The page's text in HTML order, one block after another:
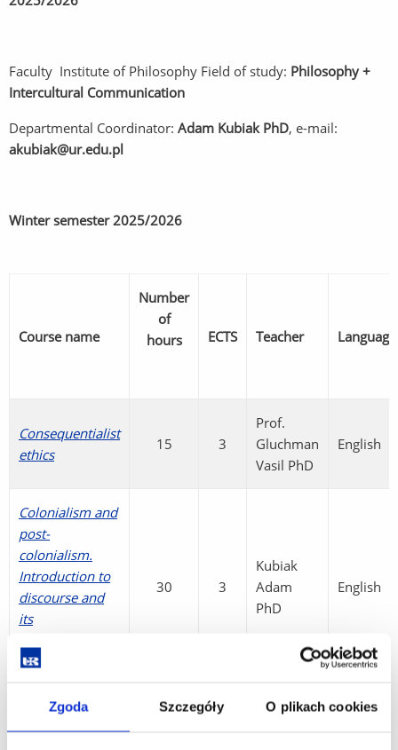
Zgoda Szczegóły O plikach cookies
Faculty Institute of Philosophy Field of study: Philosophy +
Intercultural Communication
Departmental Coordinator: Adam Kubiak PhD, e-mail:
akubiak@ur.edu.pl
Winter semester2025/2026
Course name
Number
of
hours
ECTS Teacher Language
Consequentialist
ethics
15 3
Prof.
Gluchman
Vasil PhD
English
Colonialism and
post-
colonialism.
Introduction to
discourse and
its
problems
30 3
Kubiak
Adam
PhD
English
Narrative games
– selected